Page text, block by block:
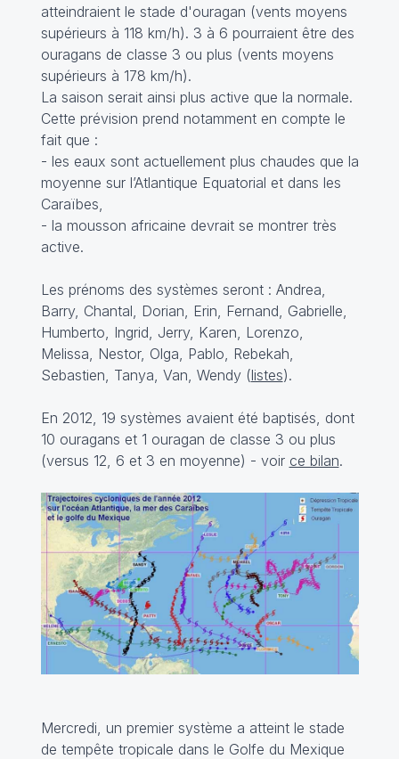
atteindraient le stade d'ouragan (vents moyens
supérieurs à 118 km/h). 3 à 6 pourraient être des
ouragans de classe 3 ou plus (vents moyens
supérieurs à 178 km/h).
La saison serait ainsi plus active que la normale.
Cette prévision prend notamment en compte le
fait que :
- les eaux sont actuellement plus chaudes que la
moyenne sur l’Atlantique Equatorial et dans les
Caraïbes,
- la mousson africaine devrait se montrer très
active.
Les prénoms des systèmes seront : Andrea,
Barry, Chantal, Dorian, Erin, Fernand, Gabrielle,
Humberto, Ingrid, Jerry, Karen, Lorenzo,
Melissa, Nestor, Olga, Pablo, Rebekah,
Sebastien, Tanya, Van, Wendy (listes).
En 2012, 19 systèmes avaient été baptisés, dont
10 ouragans et 1 ouragan de classe 3 ou plus
(versus 12, 6 et 3 en moyenne) - voir ce bilan.
Mercredi, un premier système a atteint le stade
de tempête tropicale dans le Golfe du Mexique